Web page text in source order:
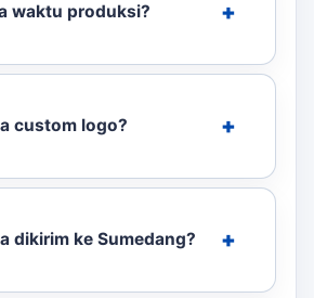
waktu produksi?
custom logo?
dikirim ke Sumedang?